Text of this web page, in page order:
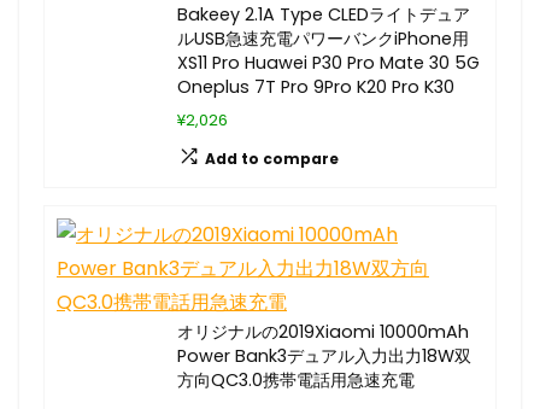
Bakeey 2.1A Type CLEDライトデュア
ルUSB急速充電パワーバンクiPhone用
XS11 Pro Huawei P30 Pro Mate 30 5G
Oneplus 7T Pro 9Pro K20 Pro K30
¥2,026
Add to compare
オリジナルの2019Xiaomi 10000mAh
Power Bank3デュアル入力出力18W双
方向QC3.0携帯電話用急速充電